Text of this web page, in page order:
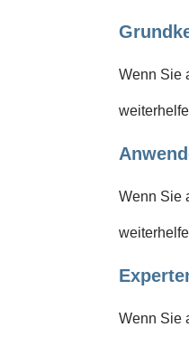
Wenn Sie
Wenn Sie
Wenn Sie